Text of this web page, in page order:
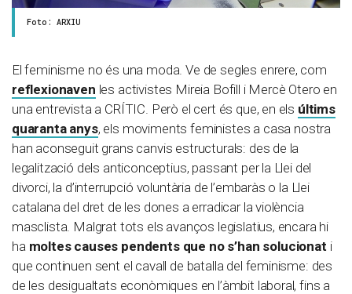
Foto: ARXIU
El feminisme no és una moda. Ve de segles enrere, com
reflexionaven les activistes Mireia Bofill i Mercè Otero en
una entrevista a CRÍTIC. Però el cert és que, en els últims
quaranta anys, els moviments feministes a casa nostra
han aconseguit grans canvis estructurals: des de la
legalització dels anticonceptius, passant per la Llei del
divorci, la d’interrupció voluntària de l’embaràs o la Llei
catalana del dret de les dones a erradicar la violència
masclista. Malgrat tots els avanços legislatius, encara hi
ha moltes causes pendents que no s’han solucionat i
que continuen sent el cavall de batalla del feminisme: des
de les desigualtats econòmiques en l’àmbit laboral, fins a